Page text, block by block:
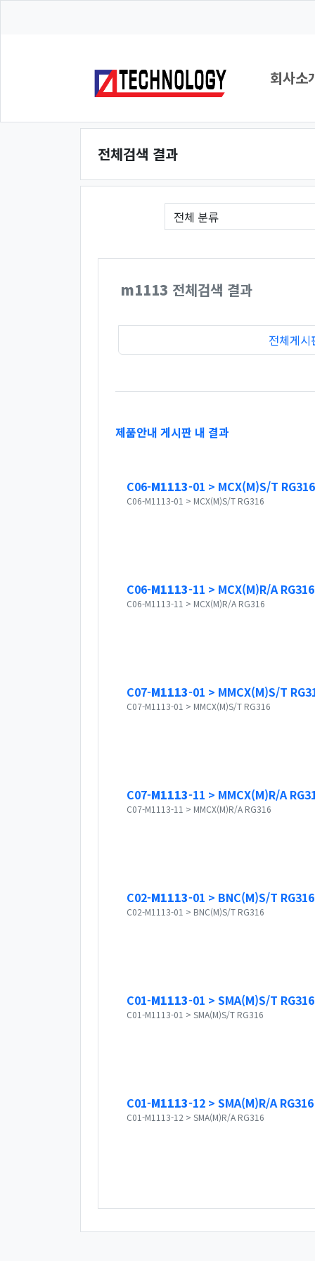
회사소
전체검색 결과
게시판 그룹선택
검색조건
검색어 필수
m1113 전체검색 결과
전체게시
제품안내 게시판 내 결과
C06-M1113-01 > MCX(M)S/T RG316
C06-M1113-01 > MCX(M)S/T RG316
C06-M1113-11 > MCX(M)R/A RG316
C06-M1113-11 > MCX(M)R/A RG316
C07-M1113-01 > MMCX(M)S/T
C07-M1113-01 > MMCX(M)S/T RG316
C07-M1113-11 > MMCX(M)R/A
C07-M1113-11 > MMCX(M)R/A RG316
C02-M1113-01 > BNC(M)S/T RG316
C02-M1113-01 > BNC(M)S/T RG316
C01-M1113-01 > SMA(M)S/T RG316
C01-M1113-01 > SMA(M)S/T RG316
C01-M1113-12 > SMA(M)R/A RG316
C01-M1113-12 > SMA(M)R/A RG316